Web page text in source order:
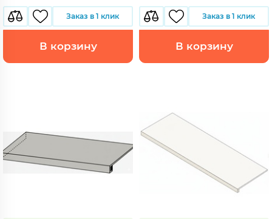
Заказ в 1 клик
В корзину
Заказ в 1 клик
В корзину